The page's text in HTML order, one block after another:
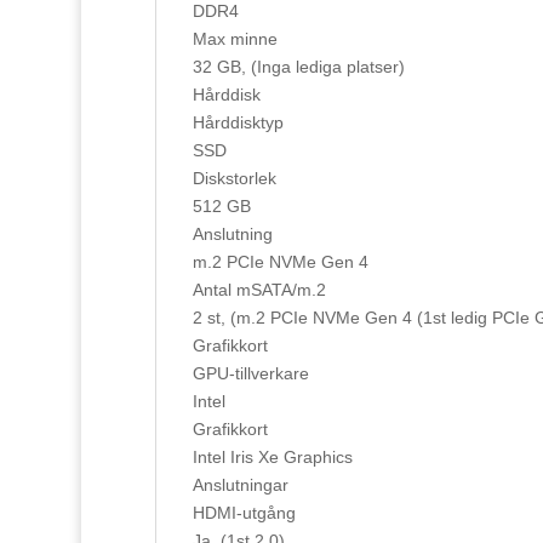
DDR4
Max minne
32 GB, (Inga lediga platser)
Hårddisk
Hårddisktyp
SSD
Diskstorlek
512 GB
Anslutning
m.2 PCIe NVMe Gen 4
Antal mSATA/m.2
2 st, (m.2 PCIe NVMe Gen 4 (1st ledig PCIe
Grafikkort
GPU-tillverkare
Intel
Grafikkort
Intel Iris Xe Graphics
Anslutningar
HDMI-utgång